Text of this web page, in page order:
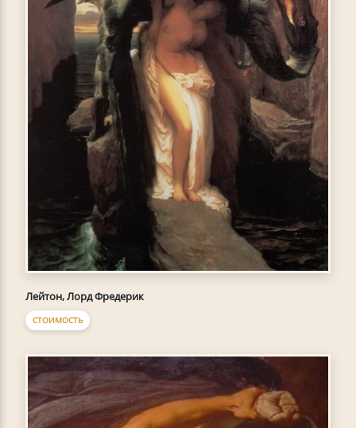
Лейтон, Лорд Фредерик
СТОИМОСТЬ